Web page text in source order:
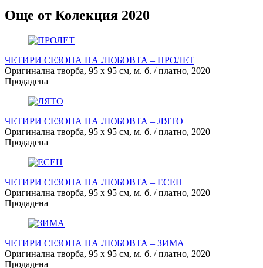
Още от Колекция 2020
ЧЕТИРИ СЕЗОНА НА ЛЮБОВТА – ПРОЛЕТ
Оригинална творба, 95 х 95 см, м. б. / платно, 2020
Продадена
ЧЕТИРИ СЕЗОНА НА ЛЮБОВТА – ЛЯТО
Оригинална творба, 95 х 95 см, м. б. / платно, 2020
Продадена
ЧЕТИРИ СЕЗОНА НА ЛЮБОВТА – ЕСЕН
Оригинална творба, 95 х 95 см, м. б. / платно, 2020
Продадена
ЧЕТИРИ СЕЗОНА НА ЛЮБОВТА – ЗИМА
Оригинална творба, 95 х 95 см, м. б. / платно, 2020
Продадена